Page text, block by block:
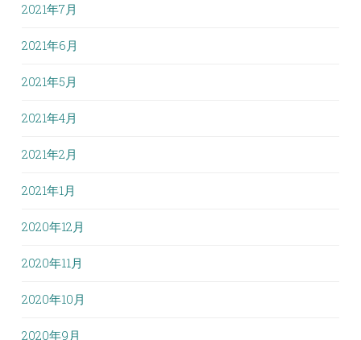
2021年7月
2021年6月
2021年5月
2021年4月
2021年2月
2021年1月
2020年12月
2020年11月
2020年10月
2020年9月